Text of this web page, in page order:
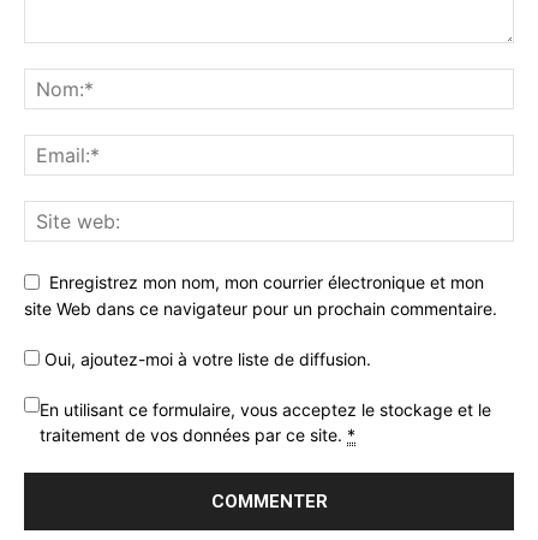
Enregistrez mon nom, mon courrier électronique et mon
site Web dans ce navigateur pour un prochain commentaire.
Oui, ajoutez-moi à votre liste de diffusion.
En utilisant ce formulaire, vous acceptez le stockage et le
traitement de vos données par ce site. *